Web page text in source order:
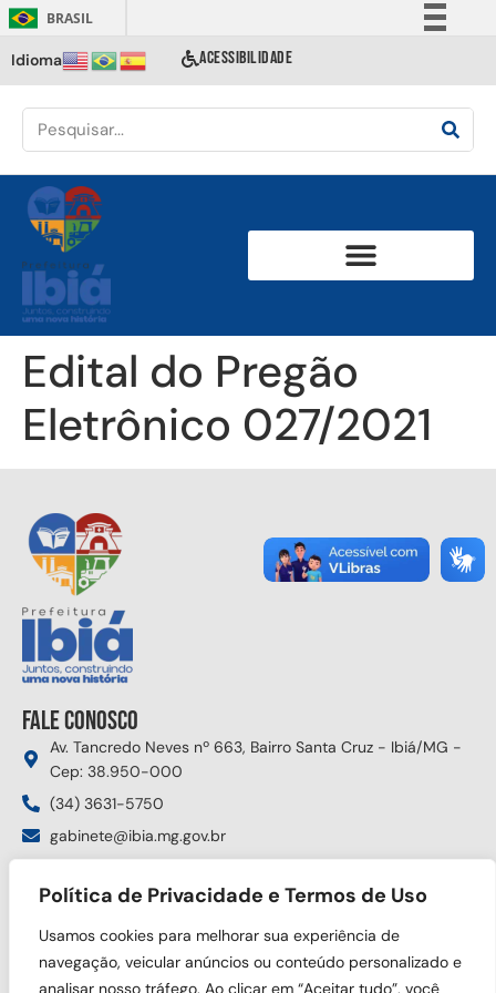
Política de Privacidade e Termos de Uso
Usamos cookies para melhorar sua experiência de
navegação, veicular anúncios ou conteúdo personalizado e
analisar nosso tráfego. Ao clicar em “Aceitar tudo”, você
BRASIL
Comunica BR
Acesso à informação
Idioma ACESSIBILIDADE
Edital do Pregão
Eletrônico 027/2021
Fale conosco
Av. Tancredo Neves nº 663, Bairro Santa Cruz - Ibiá/MG -
Cep: 38.950-000
(34) 3631-5750
gabinete@ibia.mg.gov.br